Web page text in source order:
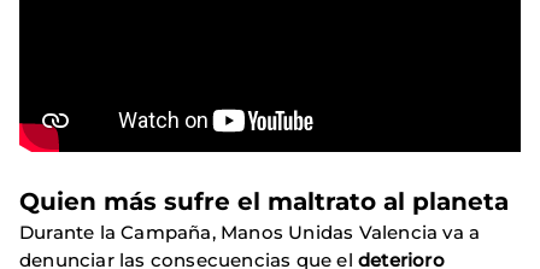
Quien más sufre el maltrato al planeta
Durante la Campaña, Manos Unidas Valencia va a
denunciar las consecuencias que el deterioro